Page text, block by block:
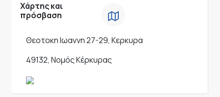
Χάρτης και
πρόσβαση
Θεοτοκη Ιωαννη 27-29, Κερκυρα
49132, Νομός Κέρκυρας